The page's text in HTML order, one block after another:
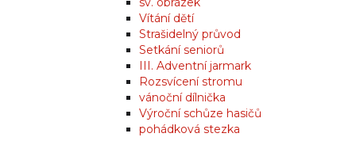
Vítání dětí
Strašidelný průvod
Setkání seniorů
III. Adventní jarmark
Rozsvícení stromu
vánoční dílnička
Výroční schůze hasičů
pohádková stezka